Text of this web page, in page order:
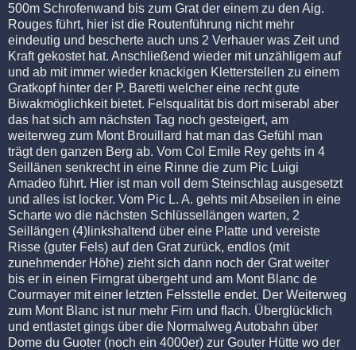
500m Schrofenwand bis zum Grat der einem zu den Aig.
Rouges führt, hier ist die Routenführung nicht mehr
eindeutig und bescherte auch uns 2 Verhauer was Zeit und
Kraft gekostet hat. Anschließend wieder mit unzähligem auf
und ab mit immer wieder knackigen Kletterstellen zu einem
Gratkopf hinter der P. Baretti welcher eine recht gute
Biwakmöglichkeit bietet. Felsqualität bis dort miserabl aber
das hat sich am nächsten Tag noch gesteigert, am
weiterweg zum Mont Brouillard hat man das Gefühl man
trägt den ganzen Berg ab. Vom Col Emile Rey gehts in 4
Seillänen senkrecht in eine Rinne die zum Pic Luigi
Amadeo führt. Hier ist man voll dem Steinschlag ausgesetzt
und alles ist locker. Vom Pic L. A. gehts mit Abseilen in eine
Scharte wo die nächsten Schlüssellängen warten, 2
Seillängen (4)linkshaltend über eine Platte und vereiste
Risse (guter Fels) auf den Grat zurück, endlos (mit
zunehmender Höhe) zieht sich dann noch der Grat weiter
bis er in einen Firngrat übergeht und am Mont Blanc de
Courmayer mit einer letzten Felsstelle endet. Der Weiterweg
zum Mont Blanc ist nur mehr Firn und flach. Überglücklich
und entlastet gings über die Normalweg Autobahn über
Dome du Guoter (noch ein 4000er) zur Gouter Hütte wo der